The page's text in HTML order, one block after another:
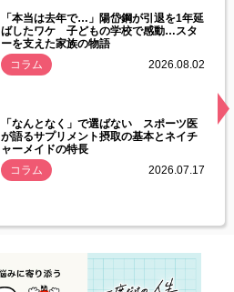
「本当は去年で…」陽岱鋼が引退を1年延
ばしたワケ 子どもの学校で感動…スタ
ーを支えた家族の物語
コラム
2026.08.02
「なんとなく」で選ばない スポーツ医
が語るサプリメント摂取の基本とネイチ
ャーメイドの特長
コラム
2026.07.17